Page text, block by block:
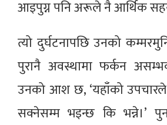
आइपुग्न पनि अरूले नै आर्थिक
त्यो दुर्घटनापछि उनको
पुरानै अवस्थामा फर्कन
उनको आश छ, ‘यहाँको उपचारले
सक्नेसम्म भइन्छ कि भन्ने।’